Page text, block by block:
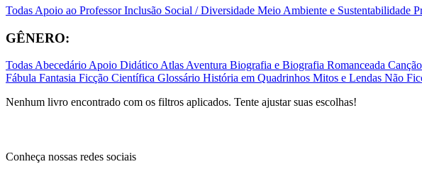
Todas Apoio ao ProfessorInclusão Social / Diversidade Meio Ambiente e Sustentabilidade
GÊNERO:
TodasAbecedárioApoio DidáticoAtlasAventura Biografia e Biografia Romanceada
Fábula Fantasia Ficção Científica Glossário História em Quadrinhos Mitos e Lendas Não
Nenhum livro encontrado com os filtros aplicados. Tente ajustar suas escolhas!
Conheça nossas redes sociais